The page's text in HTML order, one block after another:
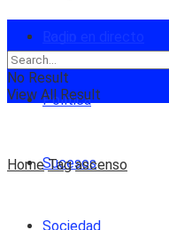
Política
Sucesos
Sociedad
No Result
View All Result
Home Tag ascenso